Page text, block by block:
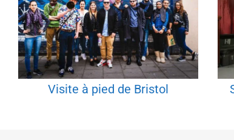
Visite à pied de Bristol